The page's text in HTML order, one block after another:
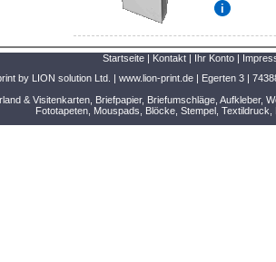
Startseite| Kontakt| Ihr Konto|
by LION solution Ltd. | www.lion-print.de| Egerten 3 |
& Visitenkarten, Briefpapier, Briefumschläge,
Fototapeten, Mouspads, Blöcke, Stempel,